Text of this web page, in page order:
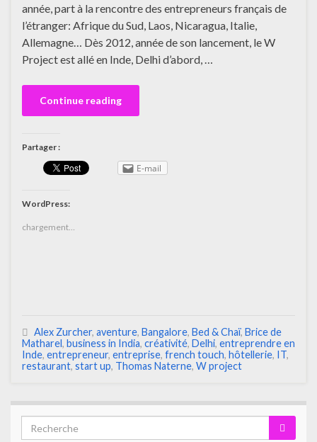
année, part à la rencontre des entrepreneurs français de
l’étranger: Afrique du Sud, Laos, Nicaragua, Italie,
Allemagne… Dès 2012, année de son lancement, le W
Project est allé en Inde, Delhi d’abord, …
Continue reading
Partager :
E-mail
WordPress:
chargement…
Alex Zurcher, aventure, Bangalore, Bed & Chaï, Brice de
Matharel, business in India, créativité, Delhi, entreprendre en
Inde, entrepreneur, entreprise, french touch, hôtellerie, IT,
restaurant, start up, Thomas Naterne, W project